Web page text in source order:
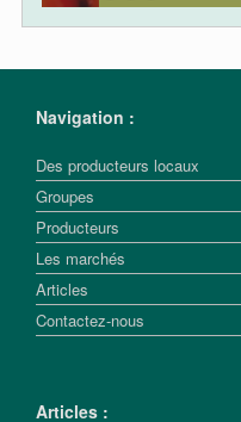
Navigation :
Des producteurs locaux
Groupes
Producteurs
Les marchés
Articles
Contactez-nous
Articles :